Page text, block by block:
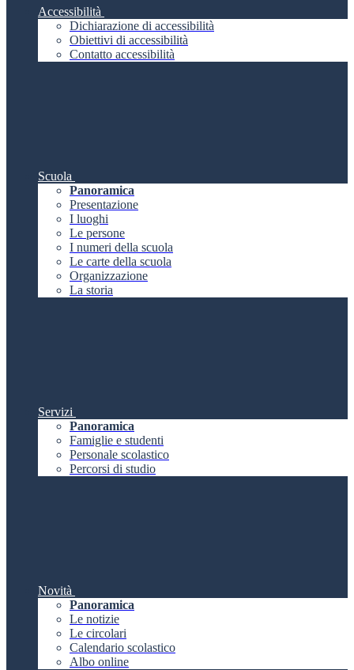
Accessibilità
Dichiarazione di accessibilità
Obiettivi di accessibilità
Contatto accessibilità
Scuola
Panoramica
Presentazione
I luoghi
Le persone
I numeri della scuola
Le carte della scuola
Organizzazione
La storia
Servizi
Panoramica
Famiglie e studenti
Personale scolastico
Percorsi di studio
Novità
Panoramica
Le notizie
Le circolari
Calendario scolastico
Albo online